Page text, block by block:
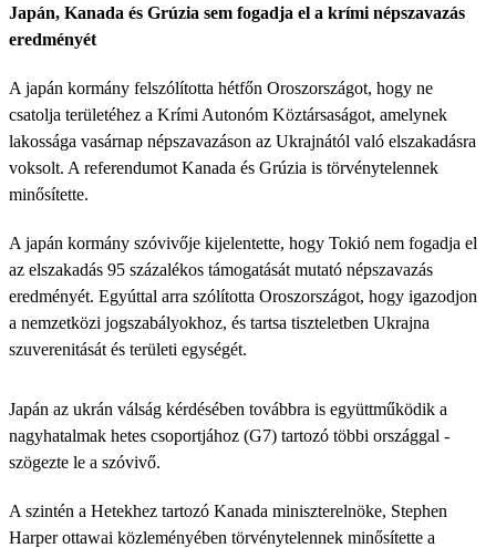
Japán, Kanada és Grúzia sem fogadja el a krími népszavazás
eredményét
A japán kormány felszólította hétfőn Oroszországot, hogy ne
csatolja területéhez a Krími Autonóm Köztársaságot, amelynek
lakossága vasárnap népszavazáson az Ukrajnától való elszakadásra
voksolt. A referendumot Kanada és Grúzia is törvénytelennek
minősítette.
A japán kormány szóvivője kijelentette, hogy Tokió nem fogadja el
az elszakadás 95 százalékos támogatását mutató népszavazás
eredményét. Egyúttal arra szólította Oroszországot, hogy igazodjon
a nemzetközi jogszabályokhoz, és tartsa tiszteletben Ukrajna
szuverenitását és területi egységét.
Japán az ukrán válság kérdésében továbbra is együttműködik a
nagyhatalmak hetes csoportjához (G7) tartozó többi országgal -
szögezte le a szóvivő.
A szintén a Hetekhez tartozó Kanada miniszterelnöke, Stephen
Harper ottawai közleményében törvénytelennek minősítette a